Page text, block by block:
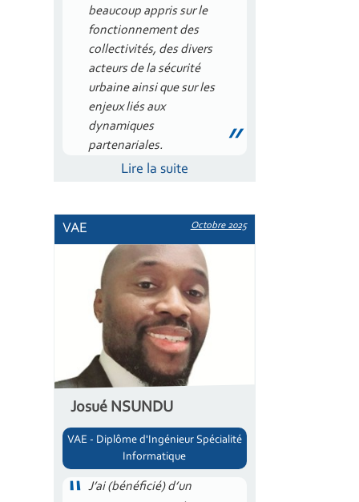
beaucoup appris sur le
fonctionnement des
collectivités, des divers
acteurs de la sécurité
urbaine ainsi que sur les
enjeux liés aux
dynamiques
partenariales.
Lire la suite
VAE Octobre 2025
Josué NSUNDU
VAE - Diplôme d'Ingénieur Spécialité
Informatique
J’ai (bénéficié) d’un